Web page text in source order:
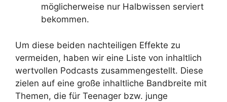
möglicherweise nur Halbwissen serviert
bekommen.
Um diese beiden nachteiligen Effekte zu
vermeiden, haben wir eine Liste von inhaltlich
wertvollen Podcasts zusammengestellt. Diese
zielen auf eine große inhaltliche Bandbreite mit
Themen, die für Teenager bzw. junge